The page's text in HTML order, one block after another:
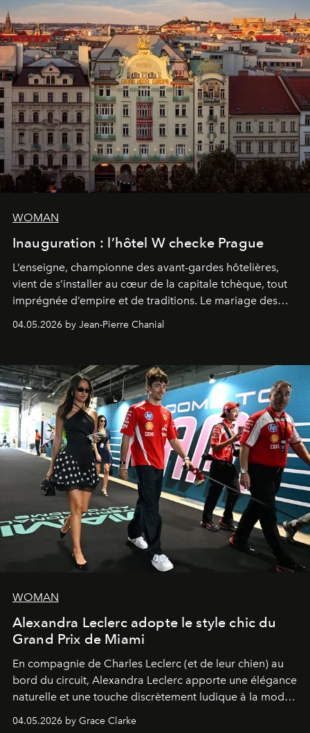
WOMAN
Inauguration : l’hôtel W checke Prague
L’enseigne, championne des avant-gardes hôtelières,
vient de s’installer au cœur de la capitale tchèque, tout
imprégnée d’empire et de traditions. Le mariage des
extrêmes fait merveille.
04.05.2026 by Jean-Pierre Chanial
WOMAN
Alexandra Leclerc adopte le style chic du
Grand Prix de Miami
En compagnie de Charles Leclerc (et de leur chien) au
bord du circuit, Alexandra Leclerc apporte une élégance
naturelle et une touche discrètement ludique à la mode
de la Formule 1.
04.05.2026 by Grace Clarke